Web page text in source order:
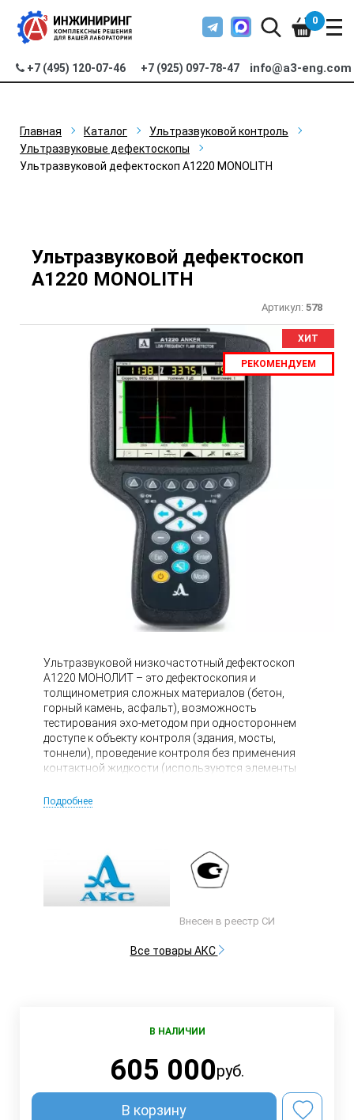
+7 (495) 120-07-46 +7 (925) 097-78-47 info@a3-eng.com
0
Главная Каталог
Ультразвуковой контроль
Ультразвуковые дефектоскопы
Ультразвуковой дефектоскоп А1220 MONOLITH
Ультразвуковой дефектоскоп
А1220 MONOLITH
Артикул: 578
ХИТ
РЕКОМЕНДУЕМ
Ультразвуковой низкочастотный дефектоскоп
А1220 МОНОЛИТ – это дефектоскопия и
толщинометрия сложных материалов (бетон,
горный камень, асфальт), возможность
тестирования эхо-методом при одностороннем
доступе к объекту контроля (здания, мосты,
тоннели), проведение контроля без применения
контактной жидкости (используются элементы
точечным контактом).
Подробнее
Внесен в реестр СИ
Все товары АКС
В НАЛИЧИИ
605 000руб.
В корзину